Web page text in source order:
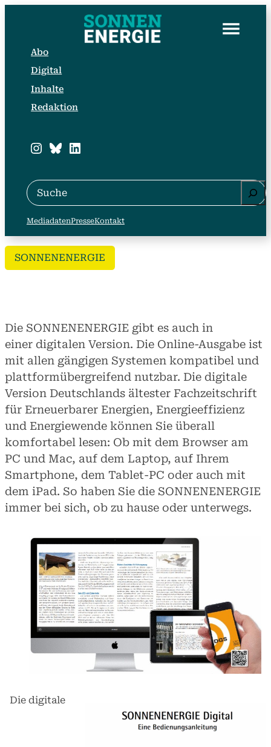
Abo
Digital
Inhalte
Redaktion
Instagram
Bluesky
LinkedIn
Suche
MediadatenPresseKontakt
SONNENENERGIE
Die SONNENENERGIE gibt es auch in
einer digitalen Version. Die Online-Ausgabe ist
mit allen gängigen Systemen kompatibel und
plattformübergreifend nutzbar. Die digitale
Version Deutschlands ältester Fachzeitschrift
für Erneuerbarer Energien, Energieeffizienz
und Energiewende können Sie überall
komfortabel lesen: Ob mit dem Browser am
PC und Mac, auf dem Laptop, auf Ihrem
Smartphone, dem Tablet-PC oder auch mit
dem iPad. So haben Sie die SONNENENERGIE
immer bei sich, ob zu hause oder unterwegs.
Die digitale